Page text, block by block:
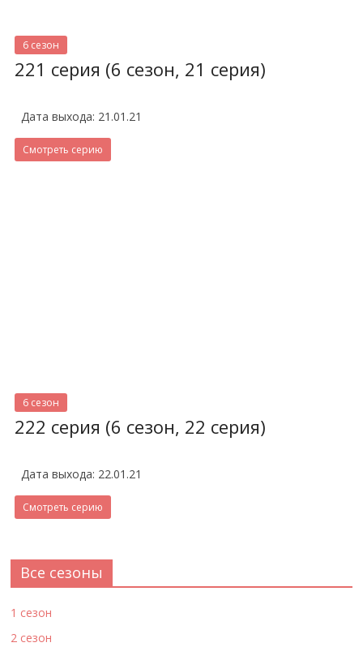
6 сезон
221 серия (6 сезон, 21 серия)
Дата выхода: 21.01.21
Смотреть серию
6 сезон
222 серия (6 сезон, 22 серия)
Дата выхода: 22.01.21
Смотреть серию
Все сезоны
1 сезон
2 сезон